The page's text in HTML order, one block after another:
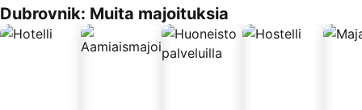
Dubrovnik: Muita majoituksia